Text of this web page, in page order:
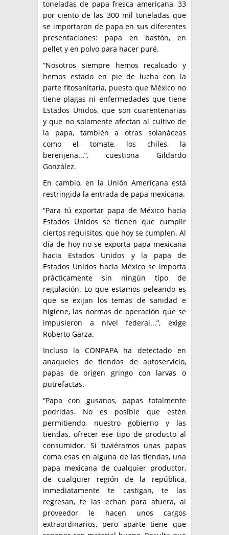
toneladas de papa fresca americana, 33
por ciento de las 300 mil toneladas que
se importaron de papa en sus diferentes
presentaciones: papa en bastón, en
pellet y en polvo para hacer puré.
“Nosotros siempre hemos recalcado y
hemos estado en pie de lucha con la
parte fitosanitaria, puesto que México no
tiene plagas ni enfermedades que tiene
Estados Unidos, que son cuarentenarias
y que no solamente afectan al cultivo de
la papa, también a otras solanáceas
como el tomate, los chiles, la
berenjena...”, cuestiona Gildardo
González.
En cambio, en la Unión Americana está
restringida la entrada de papa mexicana.
“Para tú exportar papa de México hacia
Estados Unidos se tienen que cumplir
ciertos requisitos, que hoy se cumplen. Al
día de hoy no se exporta papa mexicana
hacia Estados Unidos y la papa de
Estados Unidos hacia México se importa
prácticamente sin ningún tipo de
regulación. Lo que estamos peleando es
que se exijan los temas de sanidad e
higiene, las normas de operación que se
impusieron a nivel federal...”, exige
Roberto Garza.
Incluso la CONPAPA ha detectado en
anaqueles de tiendas de autoservicio,
papas de origen gringo con larvas o
putrefactas.
“Papa con gusanos, papas totalmente
podridas. No es posible que estén
permitiendo, nuestro gobierno y las
tiendas, ofrecer ese tipo de producto al
consumidor. Si tuviéramos unas papas
como esas en alguna de las tiendas, una
papa mexicana de cualquier productor,
de cualquier región de la república,
inmediatamente te castigan, te las
regresan, te las echan para afuera, al
proveedor le hacen unos cargos
extraordinarios, pero aparte tiene que